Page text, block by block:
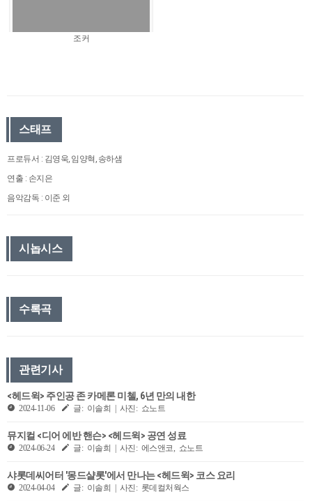
조커
스태프
프로듀서 : 김영욱, 임양혁, 송하샘
연출 : 손지은
음악감독 : 이준 외
시놉시스
수록곡
관련기사
<헤드윅> 주인공 존 카메론 미첼, 6년 만의 내한
2024-11-06 글: 이솔희 | 사진: 쇼노트
뮤지컬 <디어 에반 핸슨> <헤드윅> 공연 성료
2024-06-24 글: 이솔희 | 사진: 에스앤코, 쇼노트
샤롯데씨어터 '몽드샬롯'에서 만나는 <헤드윅> 코스 요리
2024-04-04 글: 이솔희 | 사진: 롯데컬처웍스